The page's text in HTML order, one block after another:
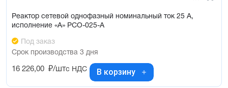
Реактор сетевой однофазный номинальный ток 25 А,
исполнение «А» РСО-025-А
Под заказ
Срок производства 3 дня
16 226,00 ₽/штс НДС В корзину